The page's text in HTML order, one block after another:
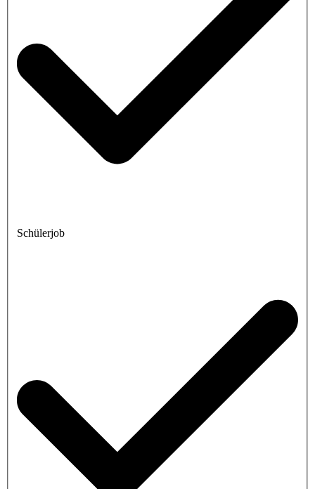
Schülerjob